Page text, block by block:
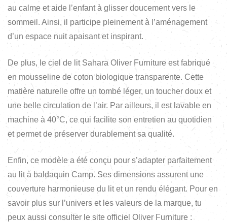
au calme et aide l’enfant à glisser doucement vers le
sommeil. Ainsi, il participe pleinement à l’aménagement
d’un espace nuit apaisant et inspirant.
De plus, le ciel de lit Sahara Oliver Furniture est fabriqué
en mousseline de coton biologique transparente. Cette
matière naturelle offre un tombé léger, un toucher doux et
une belle circulation de l’air. Par ailleurs, il est lavable en
machine à 40°C, ce qui facilite son entretien au quotidien
et permet de préserver durablement sa qualité.
Enfin, ce modèle a été conçu pour s’adapter parfaitement
au lit à baldaquin Camp. Ses dimensions assurent une
couverture harmonieuse du lit et un rendu élégant. Pour en
savoir plus sur l’univers et les valeurs de la marque, tu
peux aussi consulter le site officiel Oliver Furniture :